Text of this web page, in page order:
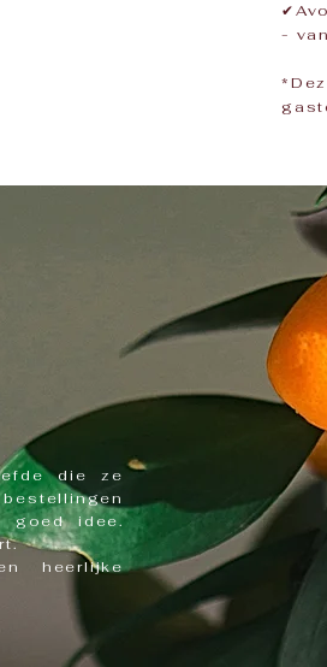
-
die ze
goed idee.
heerlijke